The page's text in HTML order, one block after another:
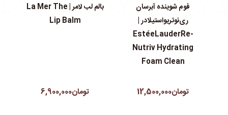
فوم شوینده آبرسان
ری‌نوتریواستیلادر |
EstéeLauderRe-
Nutriv Hydrating
Foam Clean
تومان12,500,000
بالم لب لامر | La Mer The
Lip Balm
تومان6,900,000